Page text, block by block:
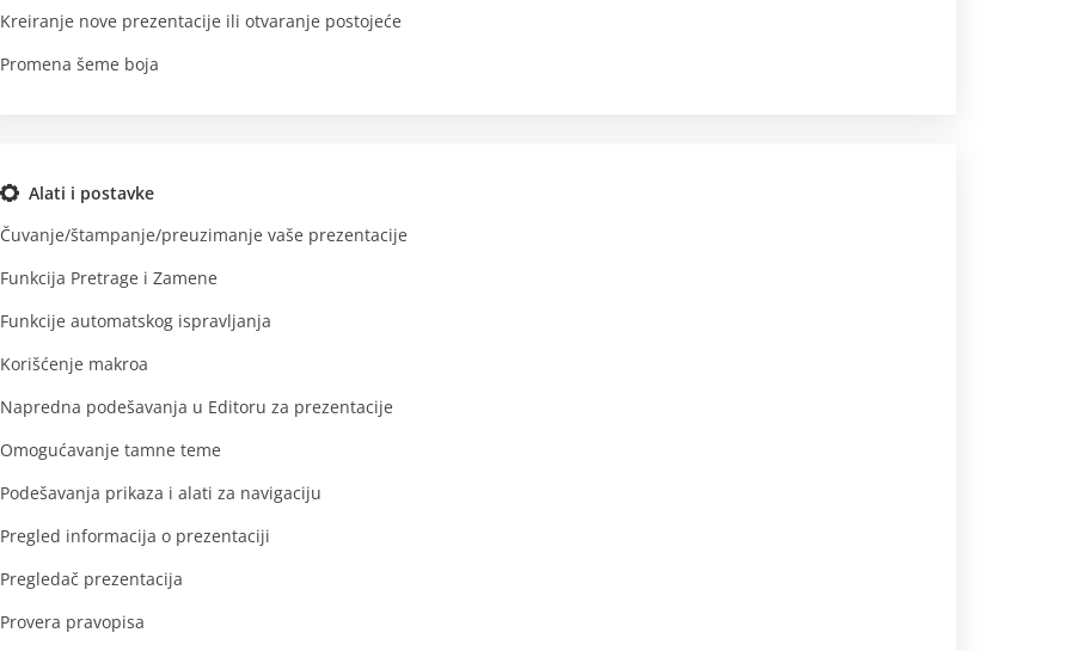
Kreiranje nove prezentacije ili otvaranje postojeće
Promena šeme boja
Alati i postavke
Čuvanje/štampanje/preuzimanje vaše prezentacije
Funkcija Pretrage i Zamene
Funkcije automatskog ispravljanja
Korišćenje makroa
Napredna podešavanja u Editoru za prezentacije
Omogućavanje tamne teme
Podešavanja prikaza i alati za navigaciju
Pregled informacija o prezentaciji
Pregledač prezentacija
Provera pravopisa